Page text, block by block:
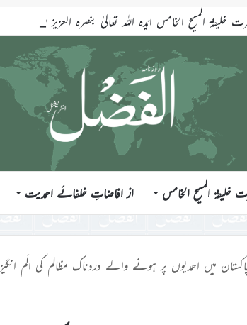
المسیح الخامس ایّدہ اللہ تعالیٰ بنصرہ العزیز فرمودہ 17؍جولائی 2026ء
خلیفۃ المسیح الخامس از افاضاتِ خلفائے احمدیت
پاکستان میں احمدیوں پر ہونے والے دردناک مظالم کی الَم انگیز